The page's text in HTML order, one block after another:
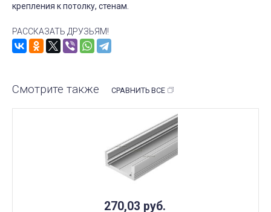
крепления к потолку, стенам.
РАССКАЗАТЬ ДРУЗЬЯМ!
Смотрите также СРАВНИТЬ ВСЕ
270,03 руб.